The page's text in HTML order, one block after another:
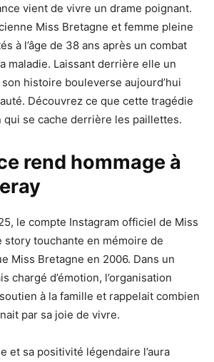
vient de vivre un drame poignant.
Miss Bretagne et femme pleine
à l’âge de 38 ans après un combat
maladie. Laissant derrière elle un
histoire bouleverse aujourd’hui
Découvrez ce que cette tragédie
qui se cache derrière les paillettes.
rend hommage à
le compte Instagram officiel de Miss
story touchante en mémoire de
Miss Bretagne en 2006. Dans un
chargé d’émotion, l’organisation
à la famille et rappelait combien
par sa joie de vivre.
et sa positivité légendaire l’aura